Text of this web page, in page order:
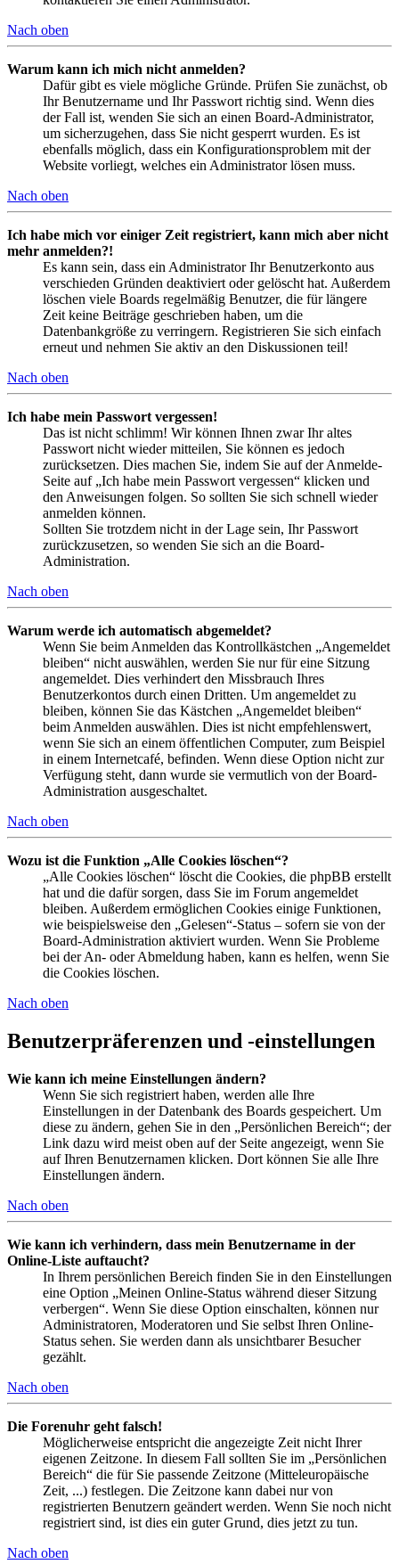
Nach oben
Warum kann ich mich nicht anmelden?
Dafür gibt es viele mögliche Gründe. Prüfen Sie zunächst, ob
Ihr Benutzername und Ihr Passwort richtig sind. Wenn dies
der Fall ist, wenden Sie sich an einen Board-Administrator,
um sicherzugehen, dass Sie nicht gesperrt wurden. Es ist
ebenfalls möglich, dass ein Konfigurationsproblem mit der
Website vorliegt, welches ein Administrator lösen muss.
Nach oben
Ich habe mich vor einiger Zeit registriert, kann mich aber nicht
mehr anmelden?!
Es kann sein, dass ein Administrator Ihr Benutzerkonto aus
verschieden Gründen deaktiviert oder gelöscht hat. Außerdem
löschen viele Boards regelmäßig Benutzer, die für längere
Zeit keine Beiträge geschrieben haben, um die
Datenbankgröße zu verringern. Registrieren Sie sich einfach
erneut und nehmen Sie aktiv an den Diskussionen teil!
Nach oben
Ich habe mein Passwort vergessen!
Das ist nicht schlimm! Wir können Ihnen zwar Ihr altes
Passwort nicht wieder mitteilen, Sie können es jedoch
zurücksetzen. Dies machen Sie, indem Sie auf der Anmelde-
Seite auf „Ich habe mein Passwort vergessen“ klicken und
den Anweisungen folgen. So sollten Sie sich schnell wieder
anmelden können.
Sollten Sie trotzdem nicht in der Lage sein, Ihr Passwort
zurückzusetzen, so wenden Sie sich an die Board-
Administration.
Nach oben
Warum werde ich automatisch abgemeldet?
Wenn Sie beim Anmelden das Kontrollkästchen „Angemeldet
bleiben“ nicht auswählen, werden Sie nur für eine Sitzung
angemeldet. Dies verhindert den Missbrauch Ihres
Benutzerkontos durch einen Dritten. Um angemeldet zu
bleiben, können Sie das Kästchen „Angemeldet bleiben“
beim Anmelden auswählen. Dies ist nicht empfehlenswert,
wenn Sie sich an einem öffentlichen Computer, zum Beispiel
in einem Internetcafé, befinden. Wenn diese Option nicht zur
Verfügung steht, dann wurde sie vermutlich von der Board-
Administration ausgeschaltet.
Nach oben
Wozu ist die Funktion „Alle Cookies löschen“?
„Alle Cookies löschen“ löscht die Cookies, die phpBB erstellt
hat und die dafür sorgen, dass Sie im Forum angemeldet
bleiben. Außerdem ermöglichen Cookies einige Funktionen,
wie beispielsweise den „Gelesen“-Status – sofern sie von der
Board-Administration aktiviert wurden. Wenn Sie Probleme
bei der An- oder Abmeldung haben, kann es helfen, wenn Sie
die Cookies löschen.
Nach oben
Benutzerpräferenzen und -einstellungen
Wie kann ich meine Einstellungen ändern?
Wenn Sie sich registriert haben, werden alle Ihre
Einstellungen in der Datenbank des Boards gespeichert. Um
diese zu ändern, gehen Sie in den „Persönlichen Bereich“; der
Link dazu wird meist oben auf der Seite angezeigt, wenn Sie
auf Ihren Benutzernamen klicken. Dort können Sie alle Ihre
Einstellungen ändern.
Nach oben
Wie kann ich verhindern, dass mein Benutzername in der
Online-Liste auftaucht?
In Ihrem persönlichen Bereich finden Sie in den Einstellungen
eine Option „Meinen Online-Status während dieser Sitzung
verbergen“. Wenn Sie diese Option einschalten, können nur
Administratoren, Moderatoren und Sie selbst Ihren Online-
Status sehen. Sie werden dann als unsichtbarer Besucher
gezählt.
Nach oben
Die Forenuhr geht falsch!
Möglicherweise entspricht die angezeigte Zeit nicht Ihrer
eigenen Zeitzone. In diesem Fall sollten Sie im „Persönlichen
Bereich“ die für Sie passende Zeitzone (Mitteleuropäische
Zeit, ...) festlegen. Die Zeitzone kann dabei nur von
registrierten Benutzern geändert werden. Wenn Sie noch nicht
registriert sind, ist dies ein guter Grund, dies jetzt zu tun.
Nach oben